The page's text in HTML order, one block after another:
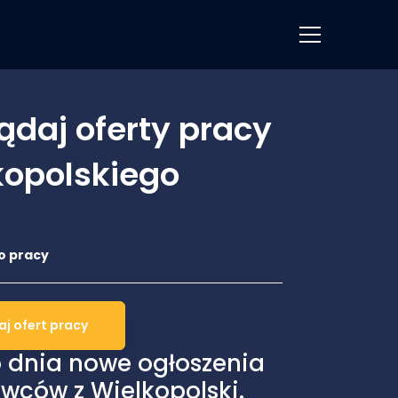
oferty pracy
nowe ogłoszenia
z Wielkopolski.